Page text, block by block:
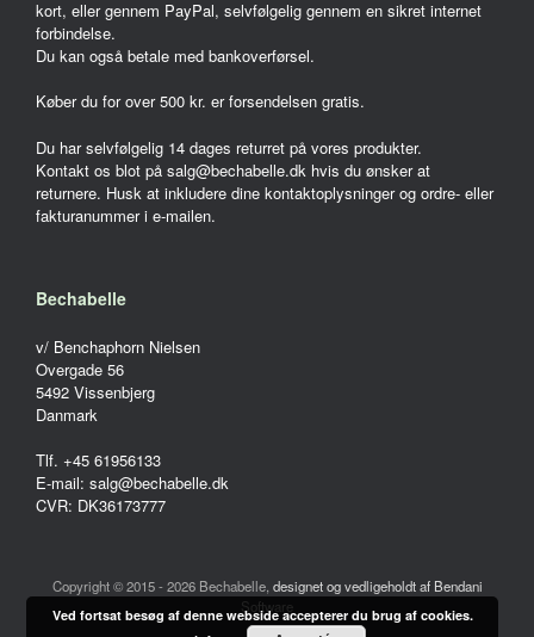
kort, eller gennem PayPal, selvfølgelig gennem en sikret internet
forbindelse.
Du kan også betale med bankoverførsel.
Køber du for over 500 kr. er forsendelsen gratis.
Du har selvfølgelig 14 dages returret på vores produkter.
Kontakt os blot på salg@bechabelle.dk hvis du ønsker at
returnere. Husk at inkludere dine kontaktoplysninger og ordre- eller
fakturanummer i e-mailen.
Bechabelle
v/ Benchaphorn Nielsen
Overgade 56
5492 Vissenbjerg
Danmark
Tlf. +45 61956133
E-mail: salg@bechabelle.dk
CVR: DK36173777
Copyright © 2015 - 2026 Bechabelle,designet og vedligeholdt af Bendani
Software
Ved fortsat besøg af denne webside accepterer du brug af cookies.